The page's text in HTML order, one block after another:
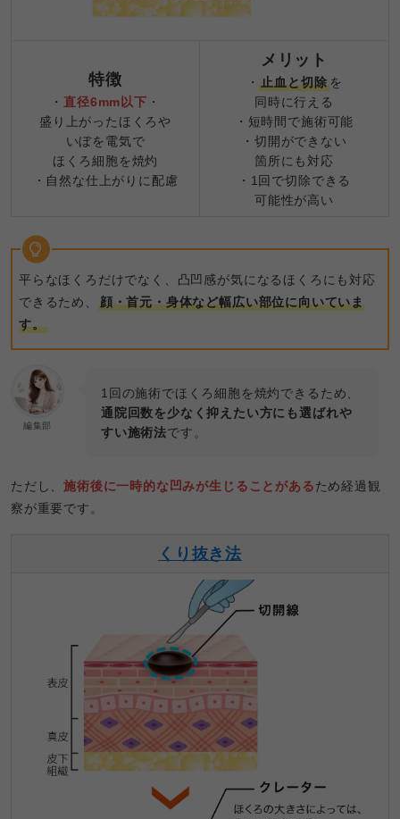
特徴
・ 直径6mm以下 ・
盛り上がったほくろや
いぼを電気で
ほくろ細胞を焼灼
・自然な仕上がりに配慮
メリット
・止血と切除を
同時に行える
・短時間で施術可能
・切開ができない
箇所にも対応
・1回で切除できる
可能性が高い
平らなほくろだけでなく、凸凹感が気になるほくろにも対応
できるため、
顔・首元・身体など幅広い部位に向いていま
す。
編集部
1回の施術でほくろ細胞を焼灼できるため、
通院回数を少なく抑えたい方にも選ばれや
すい施術法です。
ただし、施術後に一時的な凹みが生じることがあるため経過観
察が重要です。
くり抜き法